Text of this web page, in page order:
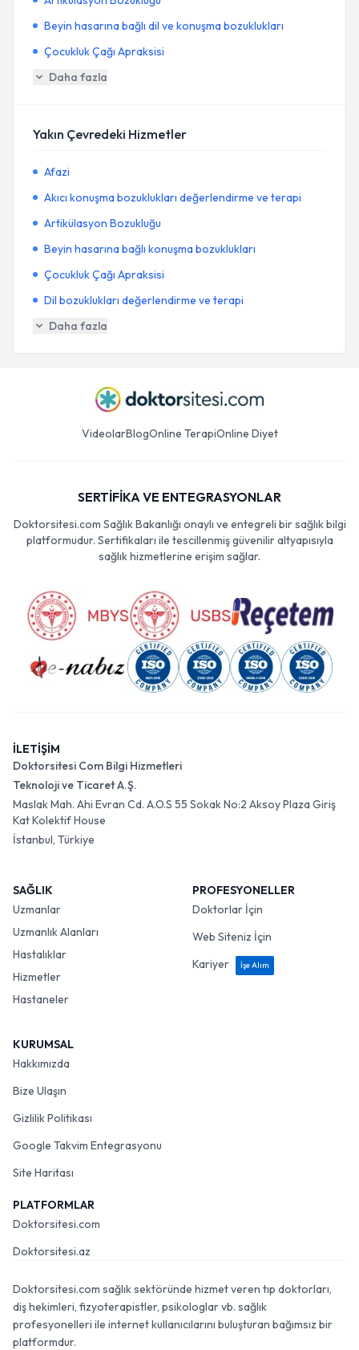
Beyin hasarına bağlı dil ve konuşma bozuklukları
Çocukluk Çağı Apraksisi
Daha fazla
Yakın Çevredeki Hizmetler
Afazi
Akıcı konuşma bozuklukları değerlendirme ve terapi
Artikülasyon Bozukluğu
Beyin hasarına bağlı konuşma bozuklukları
Çocukluk Çağı Apraksisi
Dil bozuklukları değerlendirme ve terapi
Daha fazla
VideolarBlogOnline TerapiOnline Diyet
SERTİFİKA VE ENTEGRASYONLAR
Doktorsitesi.com Sağlık Bakanlığı onaylı ve entegreli bir sağlık bilgi
platformudur. Sertifikaları ile tescillenmiş güvenilir altyapısıyla
sağlık hizmetlerine erişim sağlar.
İLETİŞİM
Doktorsitesi Com Bilgi Hizmetleri
Teknoloji ve Ticaret A.Ş.
Maslak Mah. Ahi Evran Cd. A.O.S 55 Sokak No:2 Aksoy Plaza Giriş
Kat Kolektif House
İstanbul, Türkiye
SAĞLIK
Uzmanlar
Uzmanlık Alanları
Hastalıklar
Hizmetler
Hastaneler
PROFESYONELLER
Doktorlar İçin
Web Siteniz İçin
Kariyer
İşe Alım
KURUMSAL
Hakkımızda
Bize Ulaşın
Gizlilik Politikası
Google Takvim Entegrasyonu
Site Haritası
PLATFORMLAR
Doktorsitesi.com
Doktorsitesi.az
Doktorsitesi.com sağlık sektöründe hizmet veren tıp doktorları,
diş hekimleri, fizyoterapistler, psikologlar vb. sağlık
profesyonelleri ile internet kullanıcılarını buluşturan bağımsız bir
platformdur.